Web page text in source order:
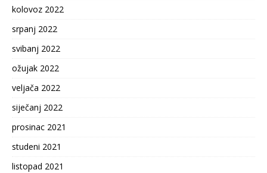
kolovoz 2022
srpanj 2022
svibanj 2022
ožujak 2022
veljača 2022
siječanj 2022
prosinac 2021
studeni 2021
listopad 2021